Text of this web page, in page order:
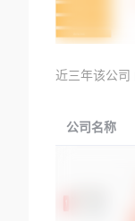
近三年该公司
公司名称